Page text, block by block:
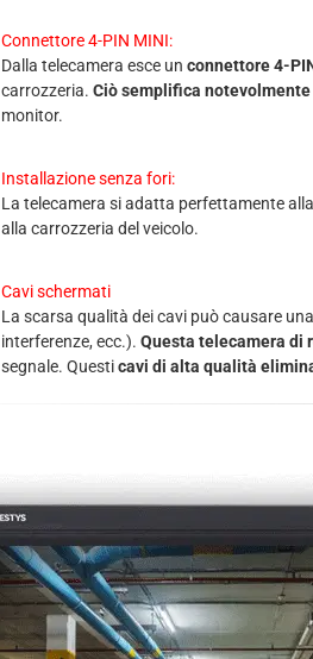
Connettore 4-PIN MINI:
Dalla telecamera esce un connettore 4-
carrozzeria. Ciò semplifica
monitor.
Installazione senza fori:
La telecamera si adatta perfettamente
alla carrozzeria del veicolo.
Cavi schermati
La scarsa qualità dei cavi può causare
interferenze, ecc.). Questa telecamera di
segnale. Questicavi di alta qualità